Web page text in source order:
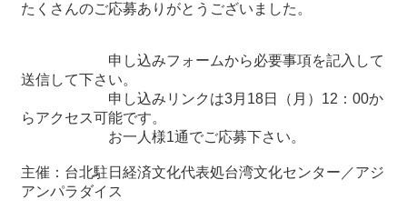
たくさんのご応募ありがとうございました。
申し込みフォームから必要事項を記入して
送信して下さい。
申し込みリンクは3月 18日（月） 12 ： 00か
らアクセス可能です。
お一人様1通でご応募下さい。
主催：台北駐日経済文化代表処台湾文化センター／アジ
アンパラダイス